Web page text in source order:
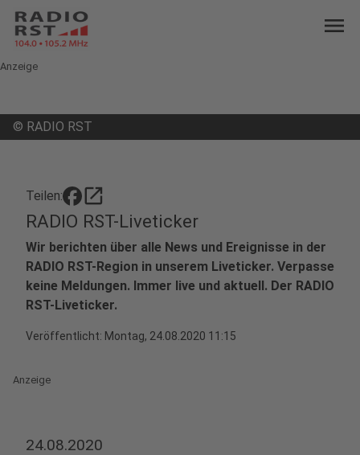
menu
Anzeige
© RADIO RST
Teilen: open_in_new
RADIO RST-Liveticker
Wir berichten über alle News und Ereignisse in der
RADIO RST-Region in unserem Liveticker. Verpasse
keine Meldungen. Immer live und aktuell. Der RADIO
RST-Liveticker.
Veröffentlicht: Montag, 24.08.2020 11:15
Anzeige
24.08.2020